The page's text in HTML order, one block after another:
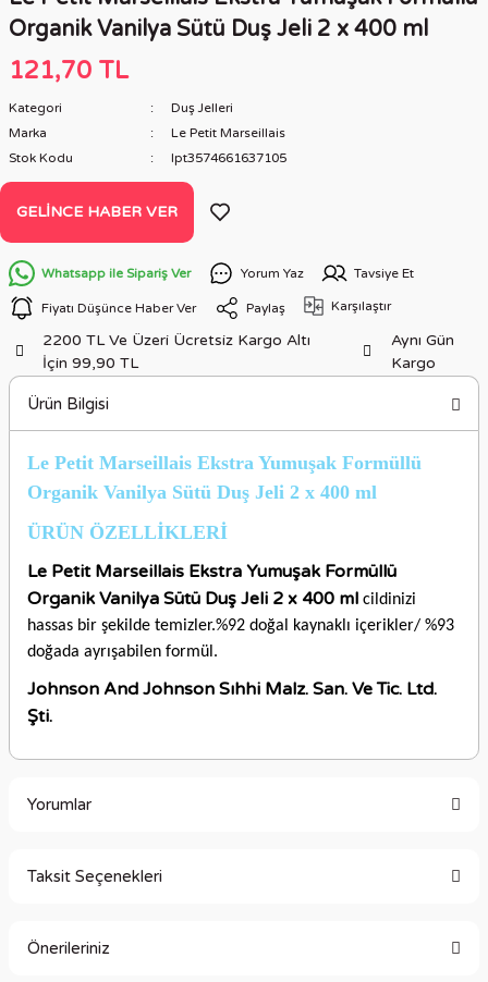
Organik Vanilya Sütü Duş Jeli 2 x 400 ml
121,70 TL
Kategori
Duş Jelleri
Marka
Le Petit Marseillais
Stok Kodu
lpt3574661637105
GELINCE HABER VER
Whatsapp ile Sipariş Ver Yorum Yaz Tavsiye Et
Fiyatı Düşünce Haber Ver Paylaş Karşılaştır
2200 TL Ve Üzeri Ücretsiz Kargo Altı
İçin 99,90 TL
Aynı Gün
Kargo
Ürün Bilgisi
Le Petit Marseillais Ekstra Yumuşak Formüllü
Organik Vanilya Sütü Duş Jeli 2 x 400 ml
ÜRÜN ÖZELLİKLERİ
Le Petit Marseillais Ekstra Yumuşak Formüllü
Organik Vanilya Sütü Duş Jeli 2 x 400 ml cildinizi
hassas bir şekilde temizler.%92 doğal kaynaklı içerikler/ %93
doğada ayrışabilen formül.
Johnson And Johnson Sıhhi Malz. San. Ve Tic. Ltd.
Şti.
Yorumlar
Taksit Seçenekleri
Önerileriniz